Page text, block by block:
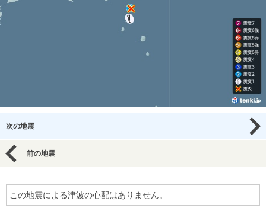
次の地震
前の地震
この地震による津波の心配はありません。